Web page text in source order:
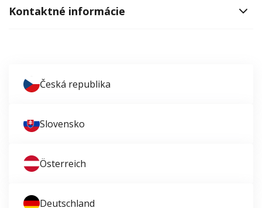
Kontaktné informácie
Česká republika
Slovensko
Österreich
Deutschland